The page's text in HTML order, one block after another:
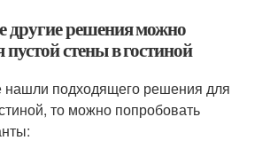
другие решения можно
стены в гостиной
нашли подходящего решения для
то можно попробовать